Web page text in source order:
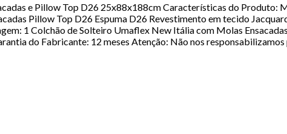
e Pillow Top D26 25x88x188cm Características do
Pillow Top D26 Espuma D26 Revestimento em tecido
1 Colchão de Solteiro Umaflex New Itália com Molas
do Fabricante: 12 meses Atenção: Não nos